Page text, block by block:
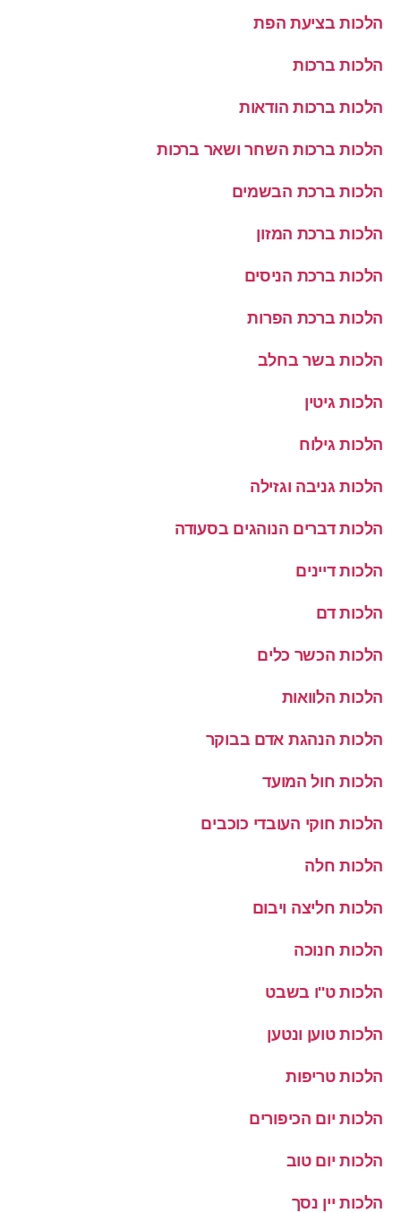
הלכות בציעת הפת
הלכות ברכות
הלכות ברכות הודאות
הלכות ברכות השחר ושאר ברכות
הלכות ברכת הבשמים
הלכות ברכת המזון
הלכות ברכת הניסים
הלכות ברכת הפרות
הלכות בשר בחלב
הלכות גיטין
הלכות גילוח
הלכות גניבה וגזילה
הלכות דברים הנוהגים בסעודה
הלכות דיינים
הלכות דם
הלכות הכשר כלים
הלכות הלוואות
הלכות הנהגת אדם בבוקר
הלכות חול המועד
הלכות חוקי העובדי כוכבים
הלכות חלה
הלכות חליצה ויבום
הלכות חנוכה
הלכות ט''ו בשבט
הלכות טוען ונטען
הלכות טריפות
הלכות יום הכיפורים
הלכות יום טוב
הלכות יין נסך